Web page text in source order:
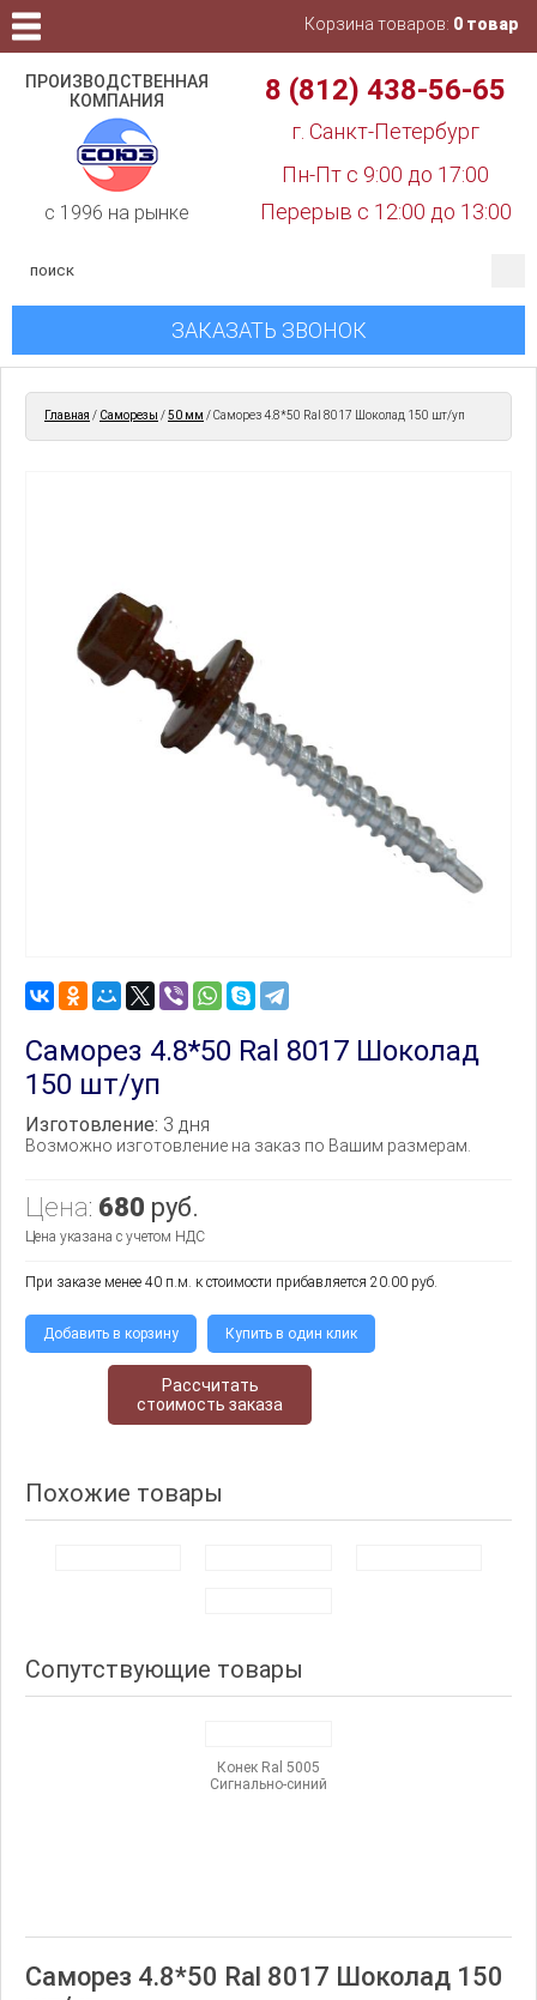
ПРОИЗВОДСТВЕННАЯ
КОМПАНИЯ
c 1996 на рынке
8 (812) 438-56-65
г. Санкт-Петербург
Пн-Пт с 9:00 до 17:00
Перерыв с 12:00 до 13:00
Корзина товаров: 0 товар
ЗАКАЗАТЬ ЗВОНОК
Главная / Cаморезы /50 мм /Саморез 4.8*50 Ral 8017 Шоколад 150 шт/уп
Саморез 4.8*50 Ral 8017 Шоколад
150 шт/уп
Изготовление: 3 дня
Возможно изготовление на заказ по Вашим размерам.
Цена: 680 руб.
Цена указана с учетом НДС
При заказе менее 40 п.м. к стоимости прибавляется 20.00 руб.
Добавить в корзину Купить в один клик
Рассчитать
стоимость заказа
Похожие товары
Сопутствующие товары
Конек Ral 5005
Сигнально-синий
Саморез 4.8*50 Ral 8017 Шоколад 150